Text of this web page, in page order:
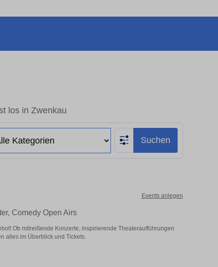
los in Zwenkau
Suchen
Events anlegen
Comedy Open Airs
Ob mitreißende Konzerte, inspirierende Theateraufführungen
alles im Überblick und Tickets.